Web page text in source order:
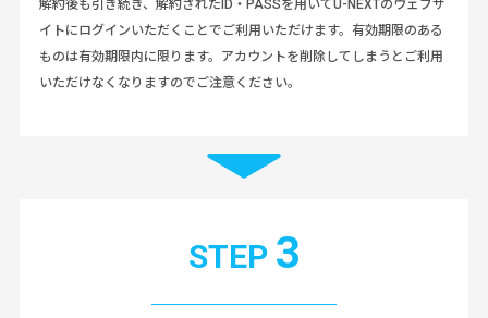
解約後も引き続き、解約されたID・PASSを用いてU-NEXTのウェブサ
イトにログインいただくことでご利用いただけます。有効期限のある
ものは有効期限内に限ります。アカウントを削除してしまうとご利用
いただけなくなりますのでご注意ください。
STEP 3